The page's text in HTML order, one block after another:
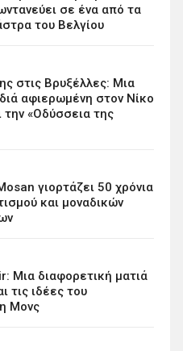
σε ένα από τα
του Βελγίου
στις Βρυξέλλες: Μια
αφιερωμένη στον Νίκο
την «Οδύσσεια της
γιορτάζει 50 χρόνια
και μοναδικών
Μια διαφορετική ματιά
τις ιδέες του
Μονς